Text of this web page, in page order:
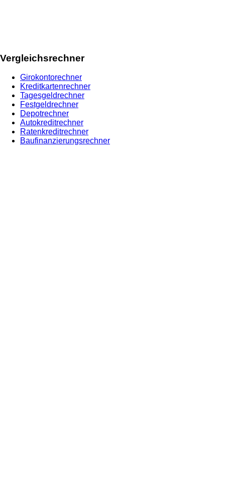
Vergleichsrechner
Girokontorechner
Kreditkartenrechner
Tagesgeldrechner
Festgeldrechner
Depotrechner
Autokreditrechner
Ratenkreditrechner
Baufinanzierungsrechner